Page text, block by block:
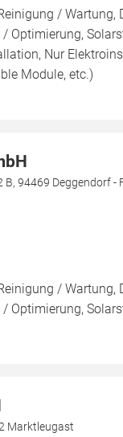
/ Wartung,
Optimierung,
Nur
Module, etc.)
B, 94469 Deggendorf -
/ Wartung,
Optimierung,
Marktleugast